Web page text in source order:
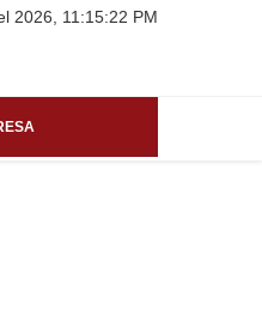
2026, 11:15:22 PM